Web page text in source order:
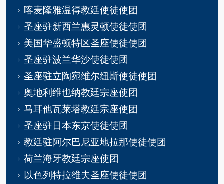
喀麦隆雅温得教廷使徒使团
圣座驻新西兰惠灵顿使徒使团
美国华盛顿特区圣座使徒使团
圣座驻波兰华沙使徒使团
圣座驻立陶宛维尔纽斯使徒使团
奥地利维也纳教廷宗座使团
马耳他瓦莱塔教廷宗座使团
圣座驻日本东京使徒使团
教廷驻阿尔巴尼亚地拉那使徒使团
荷兰海牙教廷宗座使团
以色列特拉维夫圣座使徒使团